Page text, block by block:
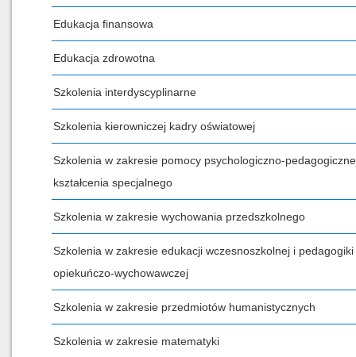
Edukacja finansowa
Edukacja zdrowotna
Szkolenia interdyscyplinarne
Szkolenia kierowniczej kadry oświatowej
Szkolenia w zakresie pomocy psychologiczno-
kształcenia specjalnego
Szkolenia w zakresie wychowania przedszkolnego
Szkolenia w zakresie edukacji wczesnoszkolnej i pedagogiki
opiekuńczo-wychowawczej
Szkolenia w zakresie przedmiotów humanistycznych
Szkolenia w zakresie matematyki